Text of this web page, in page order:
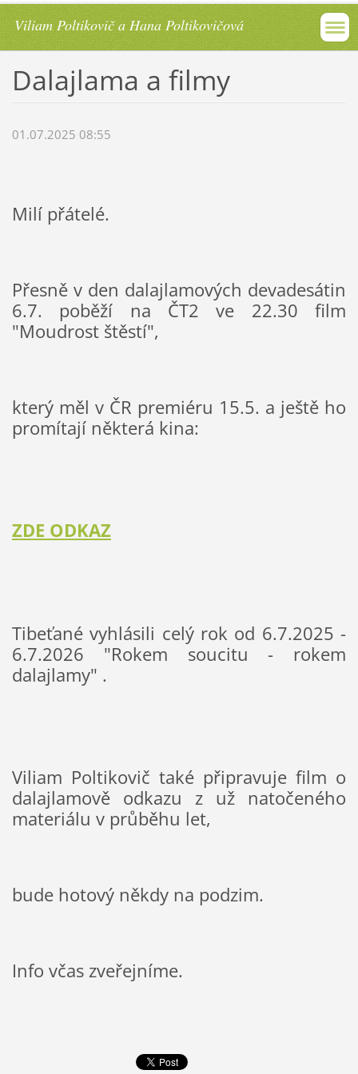
Viliam Poltikovič a Hana Poltikovičová
Dalajlama a filmy
01.07.2025 08:55
Milí přátelé.
Přesně v den dalajlamových devadesátin
6.7. poběží na ČT2 ve 22.30 film
"Moudrost štěstí",
který měl v ČR premiéru 15.5. a ještě ho
promítají některá kina:
ZDE ODKAZ
Tibeťané vyhlásili celý rok od 6.7.2025 -
6.7.2026 "Rokem soucitu - rokem
dalajlamy" .
Viliam Poltikovič také připravuje film o
dalajlamově odkazu z už natočeného
materiálu v průběhu let,
bude hotový někdy na podzim.
Info včas zveřejníme.